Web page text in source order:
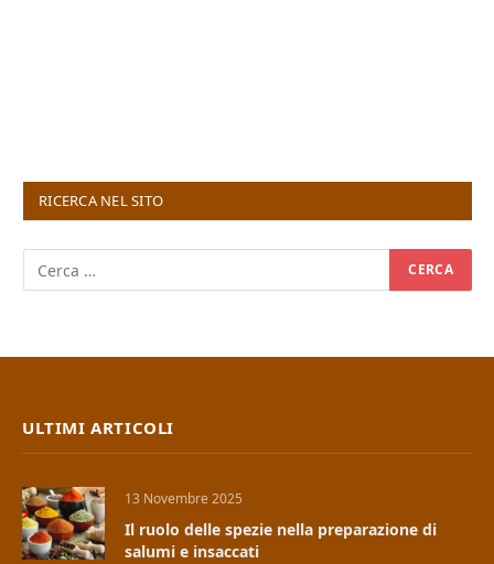
RICERCA NEL SITO
ULTIMI ARTICOLI
13 Novembre 2025
Il ruolo delle spezie nella preparazione di
salumi e insaccati